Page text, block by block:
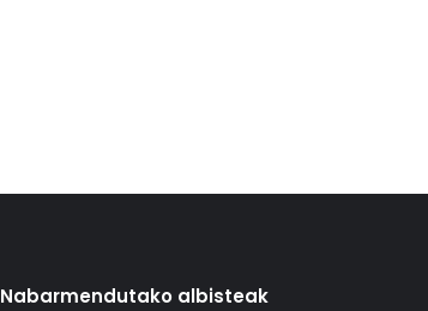
Nabarmendutako albisteak